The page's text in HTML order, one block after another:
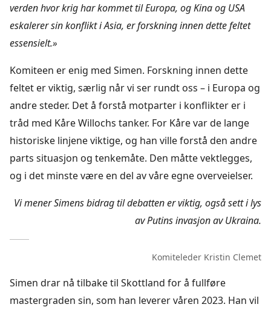
verden hvor krig har kommet til Europa, og Kina og USA
eskalerer sin konflikt i Asia, er forskning innen dette feltet
essensielt.»
Komiteen er enig med Simen. Forskning innen dette
feltet er viktig, særlig når vi ser rundt oss – i Europa og
andre steder. Det å forstå motparter i konflikter er i
tråd med Kåre Willochs tanker. For Kåre var de lange
historiske linjene viktige, og han ville forstå den andre
parts situasjon og tenkemåte. Den måtte vektlegges,
og i det minste være en del av våre egne overveielser.
Vi mener Simens bidrag til debatten er viktig, også sett i lys
av Putins invasjon av Ukraina.
Komiteleder Kristin Clemet
Simen drar nå tilbake til Skottland for å fullføre
mastergraden sin, som han leverer våren 2023. Han vil